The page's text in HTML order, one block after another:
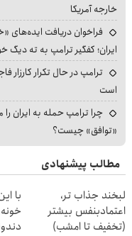
خارجه آمریکا
فراخوان دریافت ایده‌های
ایران؛ کفگیر ترامپ به ته دیگ
ترامپ در حال تکرار کارزار
است
چرا ترامپ حمله به ایران
«توافق» چیست؟
مطالب پیشنهادی
لبخند جذاب تر،
اعتمادبنفس بیشتر
(تخفیف تا امشب)
با